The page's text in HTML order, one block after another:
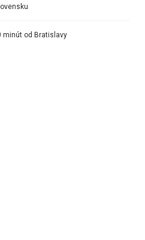
minút od Bratislavy